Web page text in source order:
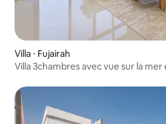
Villa ⋅ Fujairah
Villa 3chambres avec vue sur la mer